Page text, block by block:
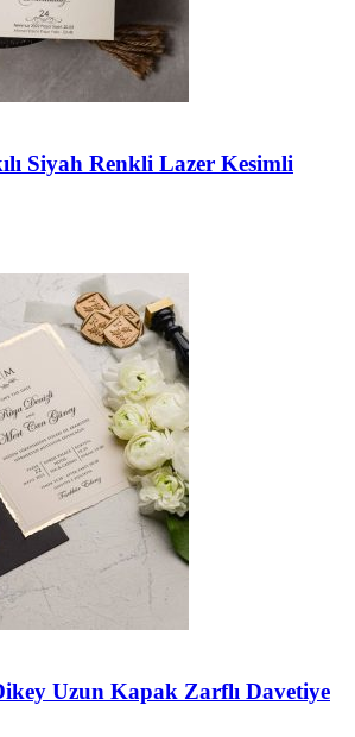
Siyah Renkli Lazer Kesimli
Uzun Kapak Zarflı Davetiye